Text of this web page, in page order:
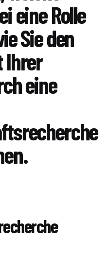
eine Rolle
Sie den
Ihrer
eine